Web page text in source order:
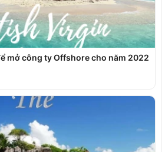
mở công ty Offshore cho năm 2022